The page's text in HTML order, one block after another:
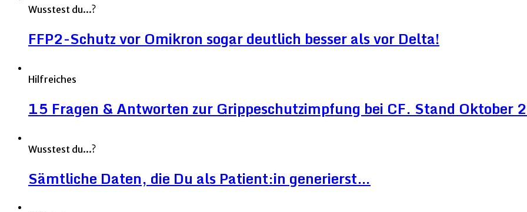
Wusstest du...?
FFP2-Schutz vor Omikron sogar deutlich besser als vor Delta!
Hilfreiches
15 Fragen & Antworten zur Grippeschutzimpfung bei CF. Stand Oktober
Wusstest du...?
Sämtliche Daten, die Du als Patient:in generierst…